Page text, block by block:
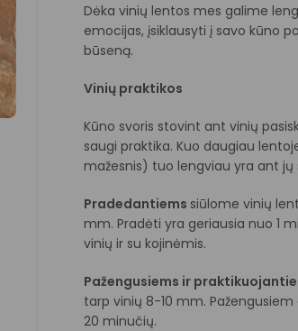
Dėka vinių lentos mes galime
emocijas, įsiklausyti į savo kūno
būseną.
Vinių praktikos
Kūno svoris stovint ant vinių
saugi praktika. Kuo daugiau
mažesnis) tuo lengviau yra ant jų
Pradedantiems siūlome vinių
mm. Pradėti yra geriausia nuo 1
vinių ir su kojinėmis.
Pažengusiems ir
tarp vinių 8-10 mm.
20 minučių.